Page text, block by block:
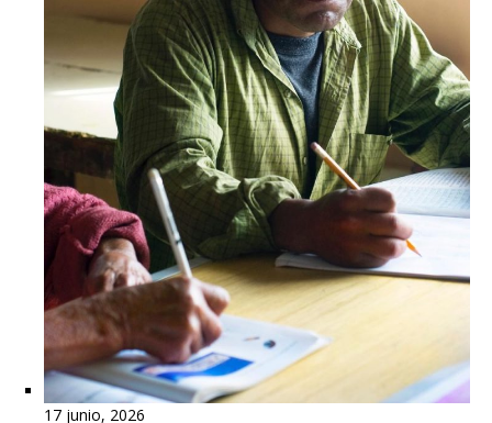
17 junio, 2026